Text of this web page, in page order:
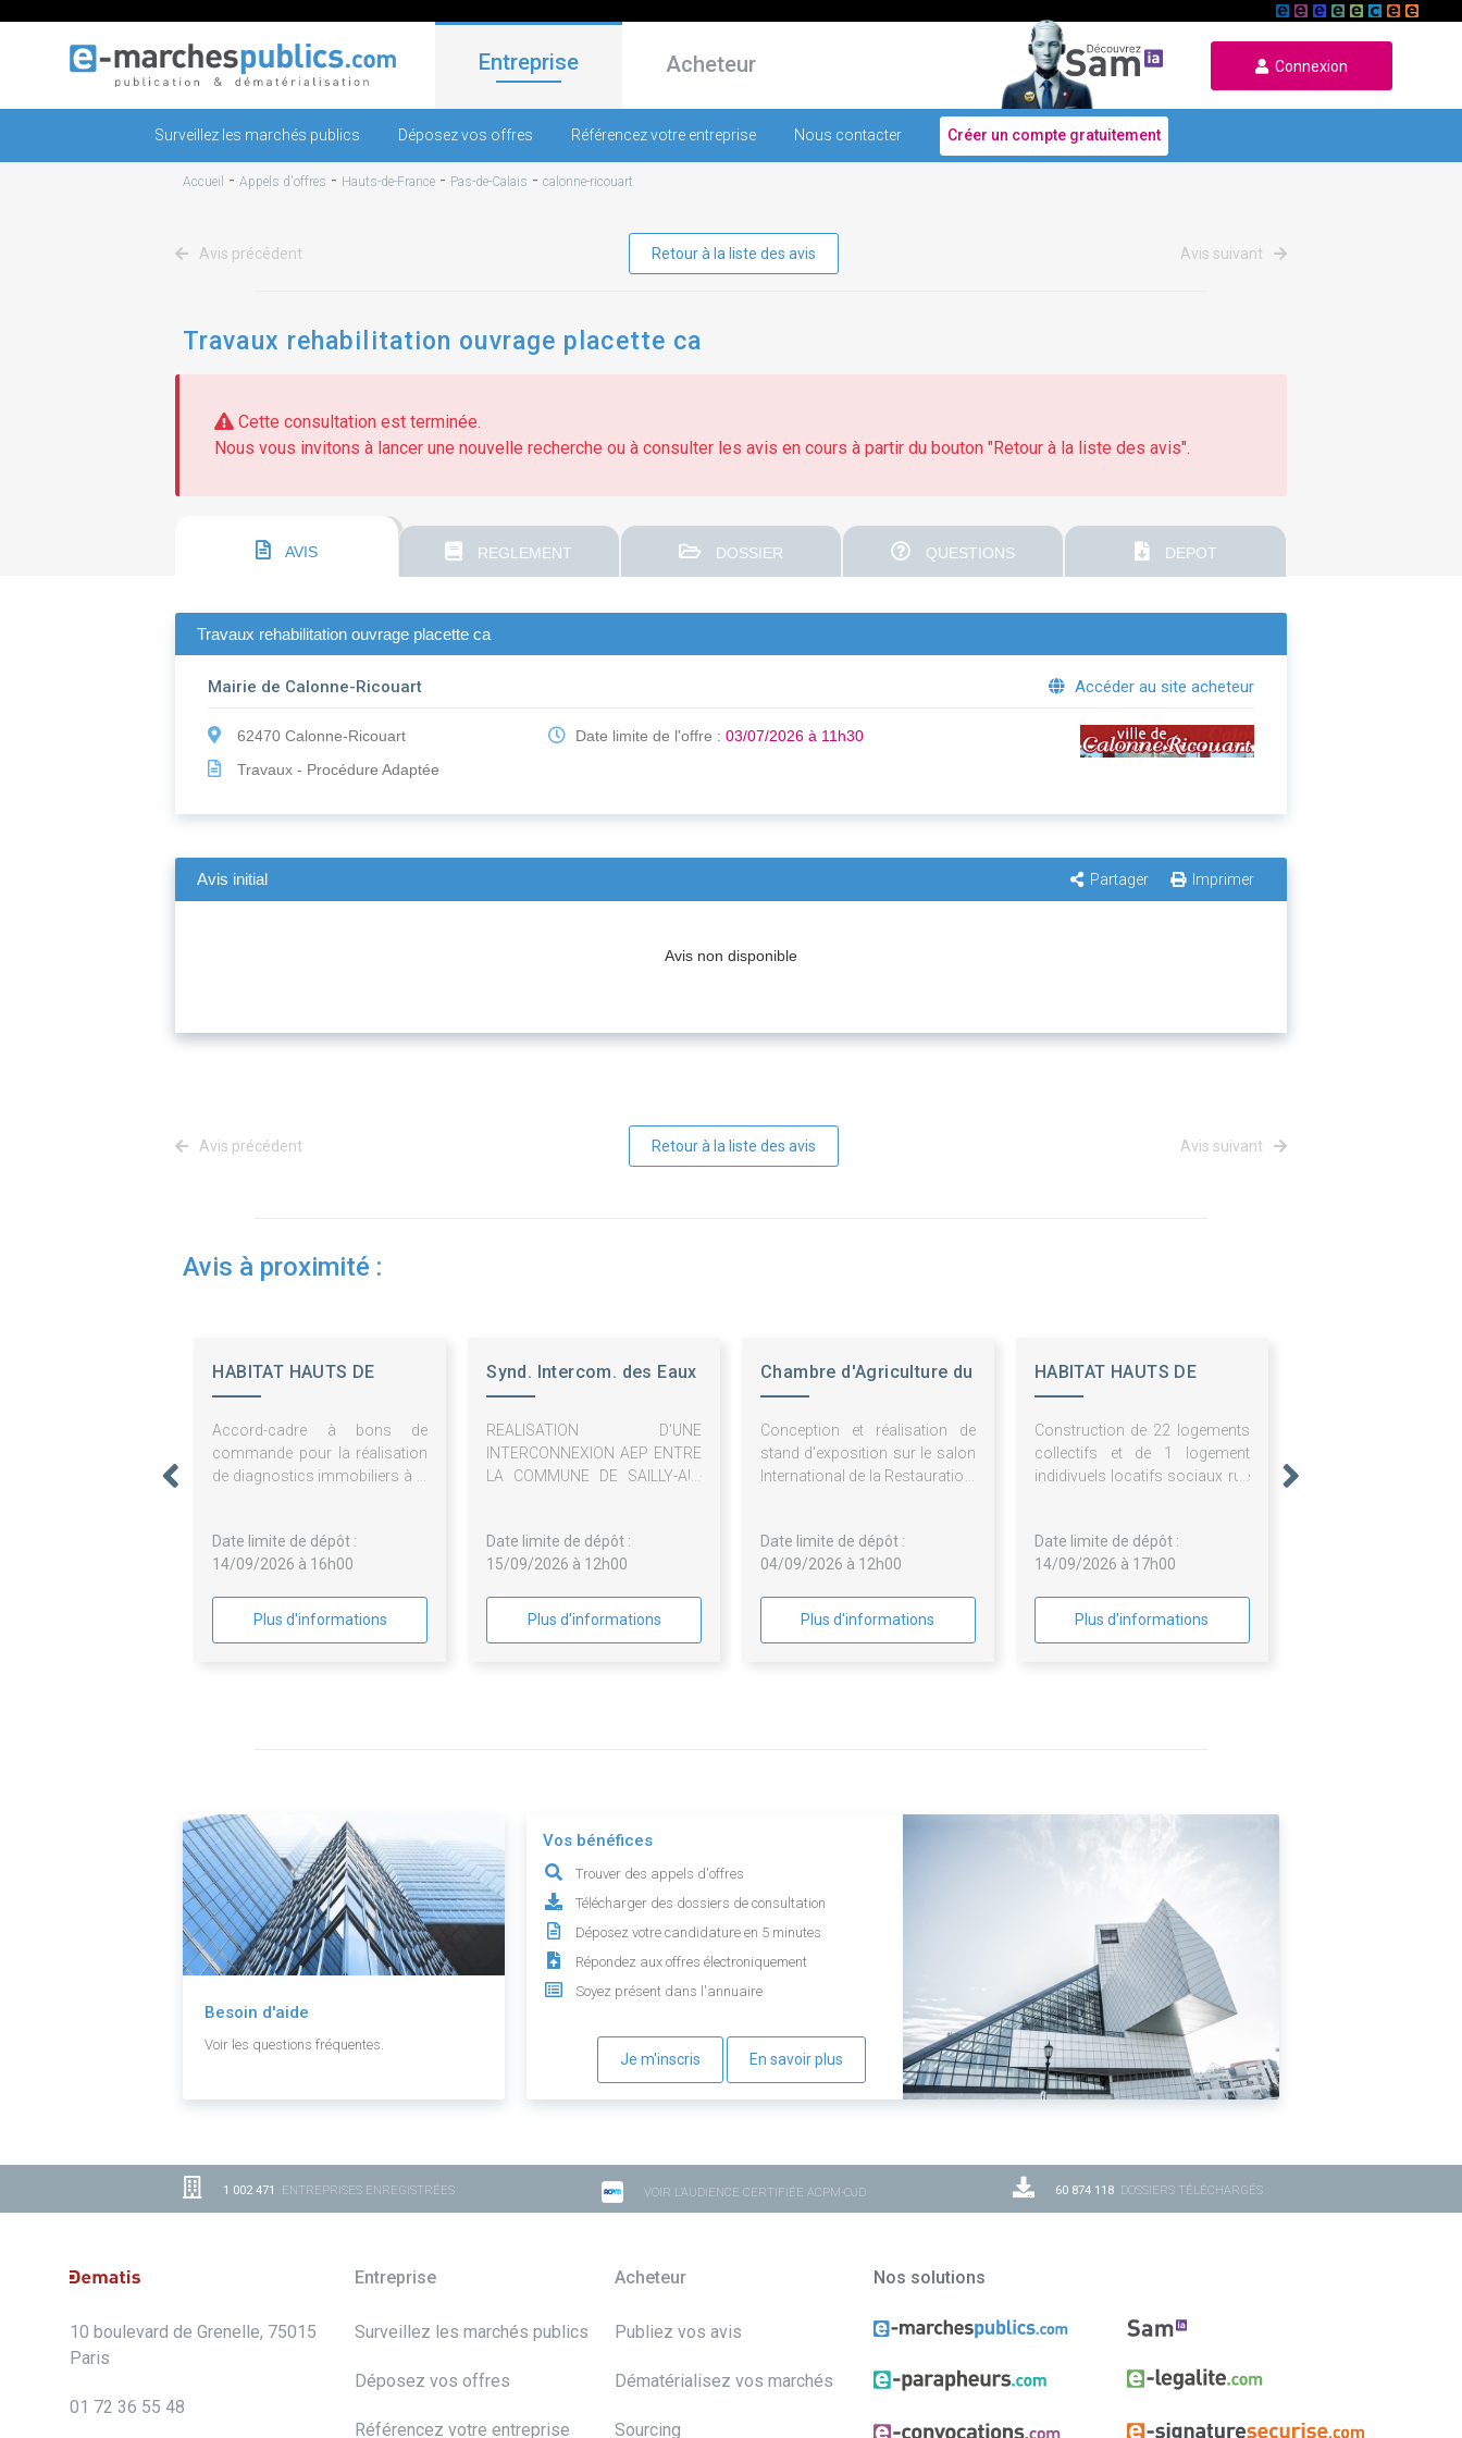
Entreprise Acheteur Connexion
Surveillez les marchés publics Déposez vos offres Référencez votre entreprise Nous contacter Créer un compte gratuitement
Accueil - Appels d'offres - Hauts-de-France - Pas-de-Calais - calonne-ricouart
Avis précédent Retour à la liste des avis Avis suivant
Travaux rehabilitation ouvrage placette ca
Cette consultation est terminée.
Nous vous invitons à lancer une nouvelle recherche ou à consulter les avis en cours à partir du bouton "Retour à la liste des avis".
AVIS REGLEMENT DOSSIER QUESTIONS DEPOT
Travaux rehabilitation ouvrage placette ca
Mairie de Calonne-Ricouart Accéder au site acheteur
62470 Calonne-Ricouart
Travaux - Procédure Adaptée
Date limite de l'offre : 03/07/2026 à 11h30
Avis initial Partager Imprimer
Avis non disponible
Avis précédent Retour à la liste des avis Avis suivant
Avis à proximité :
HABITAT HAUTS DE
Accord-cadre à bons de
commande pour la réalisation
de diagnostics immobiliers à la
opérations programmées
d'entretien du patrimoine du
Date limite de dépôt :
14/09/2026 à 16h00
Plus d'informations
Synd. Intercom. des Eaux
REALISATION D'UNE
INTERCONNEXION AEP ENTRE
LA COMMUNE DE SAILLY-AU-
Date limite de dépôt :
15/09/2026 à 12h00
Plus d'informations
Chambre d'Agriculture du
Conception et réalisation de
stand d'exposition sur le salon
International de la Restauration,
Date limite de dépôt :
04/09/2026 à 12h00
Plus d'informations
HABITAT HAUTS DE
Construction de 22 logements
collectifs et de 1 logement
indidivuels locatifs sociaux rue
Date limite de dépôt :
14/09/2026 à 17h00
Plus d'informations
Besoin d'aide
Voir les questions fréquentes.
Vos bénéfices
Trouver des appels d'offres
Télécharger des dossiers de consultation
Déposez votre candidature en 5 minutes
Répondez aux offres électroniquement
Soyez présent dans l'annuaire
Je m'inscris En savoir plus
1 002 471 ENTREPRISES ENREGISTRÉES VOIR L'AUDIENCE CERTIFIÉE ACPM-OJD 60 874 118 DOSSIERS TÉLÉCHARGÉS
10 boulevard de Grenelle, 75015
Paris
01 72 36 55 48
Entreprise
Surveillez les marchés publics
Déposez vos offres
Référencez votre entreprise
Acheteur
Publiez vos avis
Dématérialisez vos marchés
Sourcing
Nos solutions